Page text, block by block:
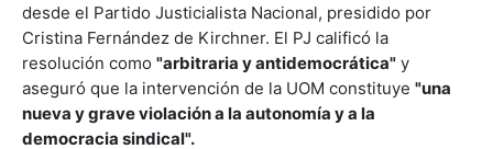
desde el Partido Justicialista Nacional, presidido por
Cristina Fernández de Kirchner. El PJ calificó la
resolución como "arbitraria y antidemocrática" y
aseguró que la intervención de la UOM constituye "una
nueva y grave violación a la autonomía y a la
democracia sindical".